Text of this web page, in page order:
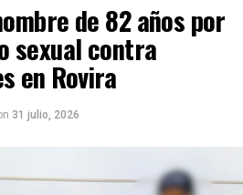
de 82 años por
sexual contra
en Rovira
31 julio, 2026